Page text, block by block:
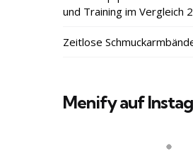
und Training im Vergleich
Zeitlose
Menify auf